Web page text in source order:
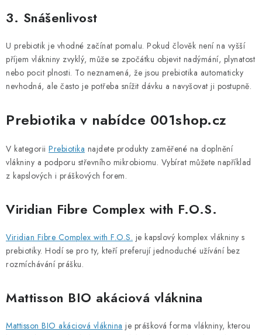
3. Snášenlivost
U prebiotik je vhodné začínat pomalu. Pokud člověk není na vyšší
příjem vlákniny zvyklý, může se zpočátku objevit nadýmání, plynatost
nebo pocit plnosti. To neznamená, že jsou prebiotika automaticky
nevhodná, ale často je potřeba snížit dávku a navyšovat ji postupně.
Prebiotika v nabídce 001shop.cz
V kategorii Prebiotika najdete produkty zaměřené na doplnění
vlákniny a podporu střevního mikrobiomu. Vybírat můžete například
z kapslových i práškových forem.
Viridian Fibre Complex with F.O.S.
Viridian Fibre Complex with F.O.S. je kapslový komplex vlákniny s
prebiotiky. Hodí se pro ty, kteří preferují jednoduché užívání bez
rozmíchávání prášku.
Mattisson BIO akáciová vláknina
Mattisson BIO akáciová vláknina je prášková forma vlákniny, kterou